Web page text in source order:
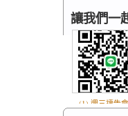
讓我們一
(1) 週三禱告